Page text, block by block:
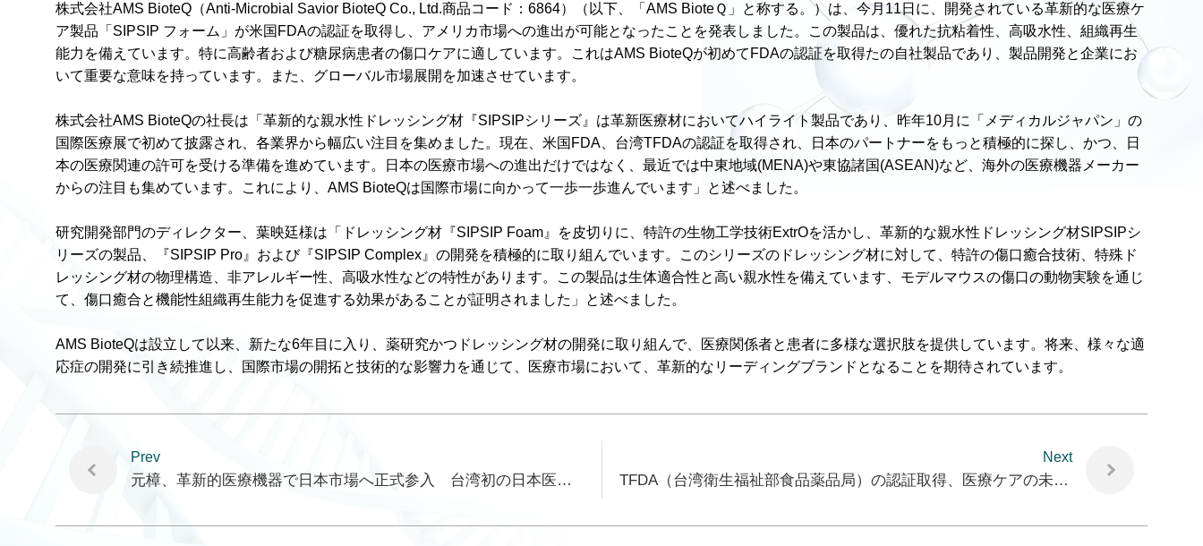
株式会社AMS BioteQ （Anti-Microbial Savior BioteQ Co., Ltd.商品コード：6864）（以下、「AMS BioteＱ」と称する。）は、今月11日に、開発されている革新的な医療ケ
ア製品「SIPSIP フォーム」が米国FDAの認証を取得し、アメリカ市場への進出が可能となったことを発表しました。この製品は、優れた抗粘着性、高吸水性、組織再生
能力を備えています。特に高齢者および糖尿病患者の傷口ケアに適しています。これはAMS BioteQが初めてFDAの認証を取得たの自社製品であり、製品開発と企業にお
いて重要な意味を持っています。また、グローバル市場展開を加速させています。
株式会社AMS BioteQの社長は「革新的な親水性ドレッシング材『SIPSIPシリーズ』は革新医療材においてハイライト製品であり、昨年10月に「メディカルジャパン」の
国際医療展で初めて披露され、各業界から幅広い注目を集めました。現在、米国FDA、台湾TFDAの認証を取得され、日本のパートナーをもっと積極的に探し、かつ、日
本の医療関連の許可を受ける準備を進めています。日本の医療市場への進出だけではなく、最近では中東地域(MENA)や東協諸国(ASEAN)など、海外の医療機器メーカー
からの注目も集めています。これにより、AMS BioteQは国際市場に向かって一歩一歩進んでいます」と述べました。
研究開発部門のディレクター、葉映廷様は「ドレッシング材 『SIPSIP Foam 』
を皮切りに、特許の生物工学技術ExtrOを活かし、革新的な親水性ドレッシング材SIPSIPシ
リーズの製品、『SIPSIP Pro』および『SIPSIP Complex』の開発を積極的に取り組んでいます。このシリーズのドレッシング材に対して、特許の傷口癒合技術、特殊ド
レッシング材の物理構造、非アレルギー性、高吸水性などの特性があります。この製品は生体適合性と高い親水性を備えています、モデルマウスの傷口の動物実験を通じ
て、傷口癒合と機能性組織再生能力を促進する効果があることが証明されました」と述べました。
AMS BioteQは設立して以来、新たな6年目に入り、薬研究かつドレッシング材の開発に取り組んで、医療関係者と患者に多様な選択肢を提供しています。将来、様々な適
応症の開発に引き続推進し、国際市場の開拓と技術的な影響力を通じて、医療市場において、革新的なリーディングブランドとなることを期待されています。
Prev
元樟、革新的医療機器で日本市場へ正式参入 台湾初の日本医療機器認証を取得
Next
TFDA（台湾衛生福祉部食品薬品局）の認証取得、医療ケアの未来へ